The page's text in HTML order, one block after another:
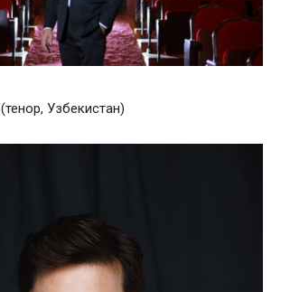
(тенор, Узбекистан)